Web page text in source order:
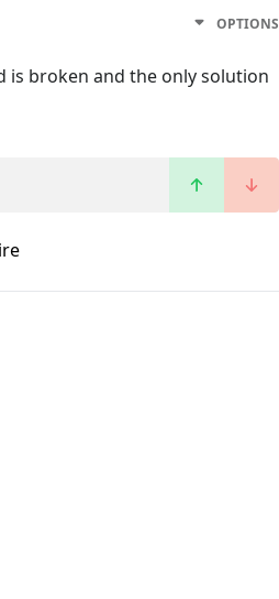
OPTIONS
is broken and the only solution